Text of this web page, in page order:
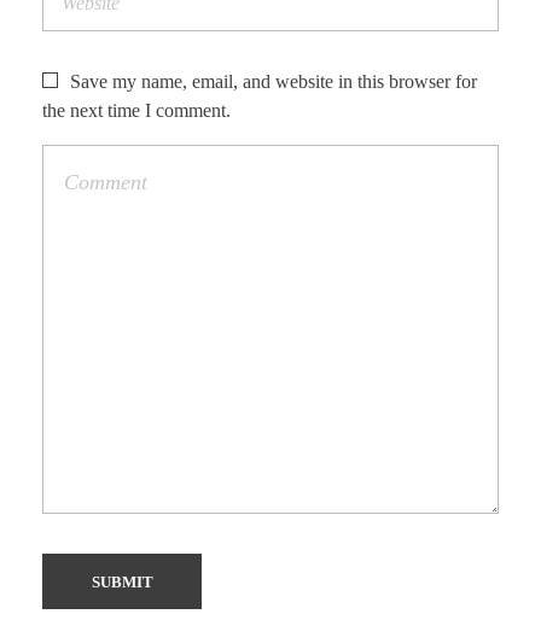
Save my name, email, and website in this browser for
the next time I comment.